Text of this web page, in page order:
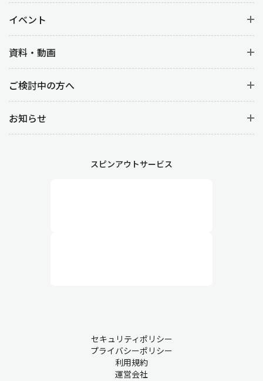
イベント
資料・動画
ご検討中の方へ
お知らせ
スピンアウトサービス
セキュリティポリシー
プライバシーポリシー
利用規約
運営会社